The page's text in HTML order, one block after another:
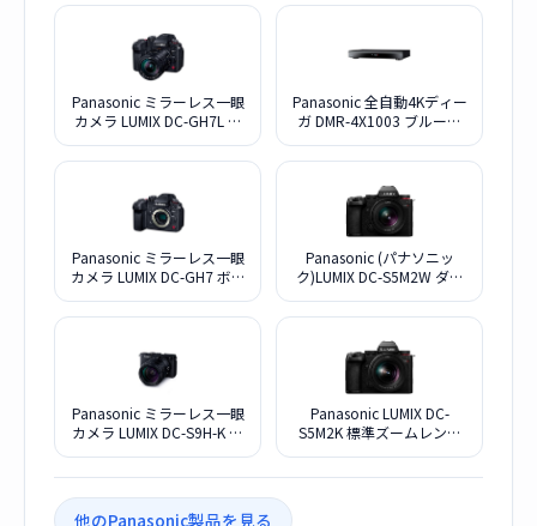
Panasonic ミラーレス一眼
カメラ LUMIX DC-GH7L 標
Panasonic 全自動4Kディー
ガ DMR-4X1003 ブルーレ
10TB
Panasonic ミラーレス一眼
カメラ LUMIX DC-GH7 ボデ
Panasonic (パナソニッ
ク)LUMIX DC-S5M2W ダブ
Panasonic ミラーレス一眼
カメラ LUMIX DC-S9H-K 高
Panasonic LUMIX DC-
S5M2K 標準ズームレンズ
他のPanasonic製品を見る